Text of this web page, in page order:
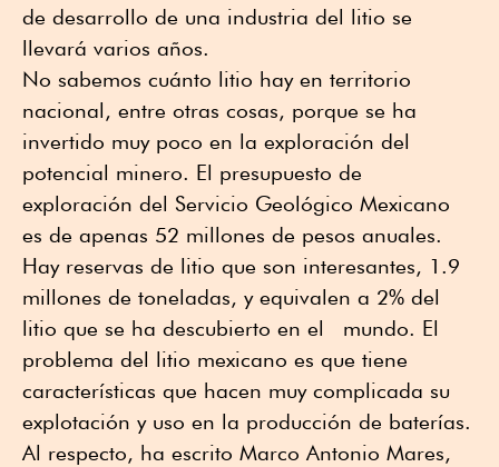
de desarrollo de una industria del litio se
llevará varios años.
No sabemos cuánto litio hay en territorio
nacional, entre otras cosas, porque se ha
invertido muy poco en la exploración del
potencial minero. El presupuesto de
exploración del Servicio Geológico Mexicano
es de apenas 52 millones de pesos anuales.
Hay reservas de litio que son interesantes, 1.9
millones de toneladas, y equivalen a 2% del
litio que se ha descubierto en el mundo. El
problema del litio mexicano es que tiene
características que hacen muy complicada su
explotación y uso en la producción de baterías.
Al respecto, ha escrito Marco Antonio Mares,